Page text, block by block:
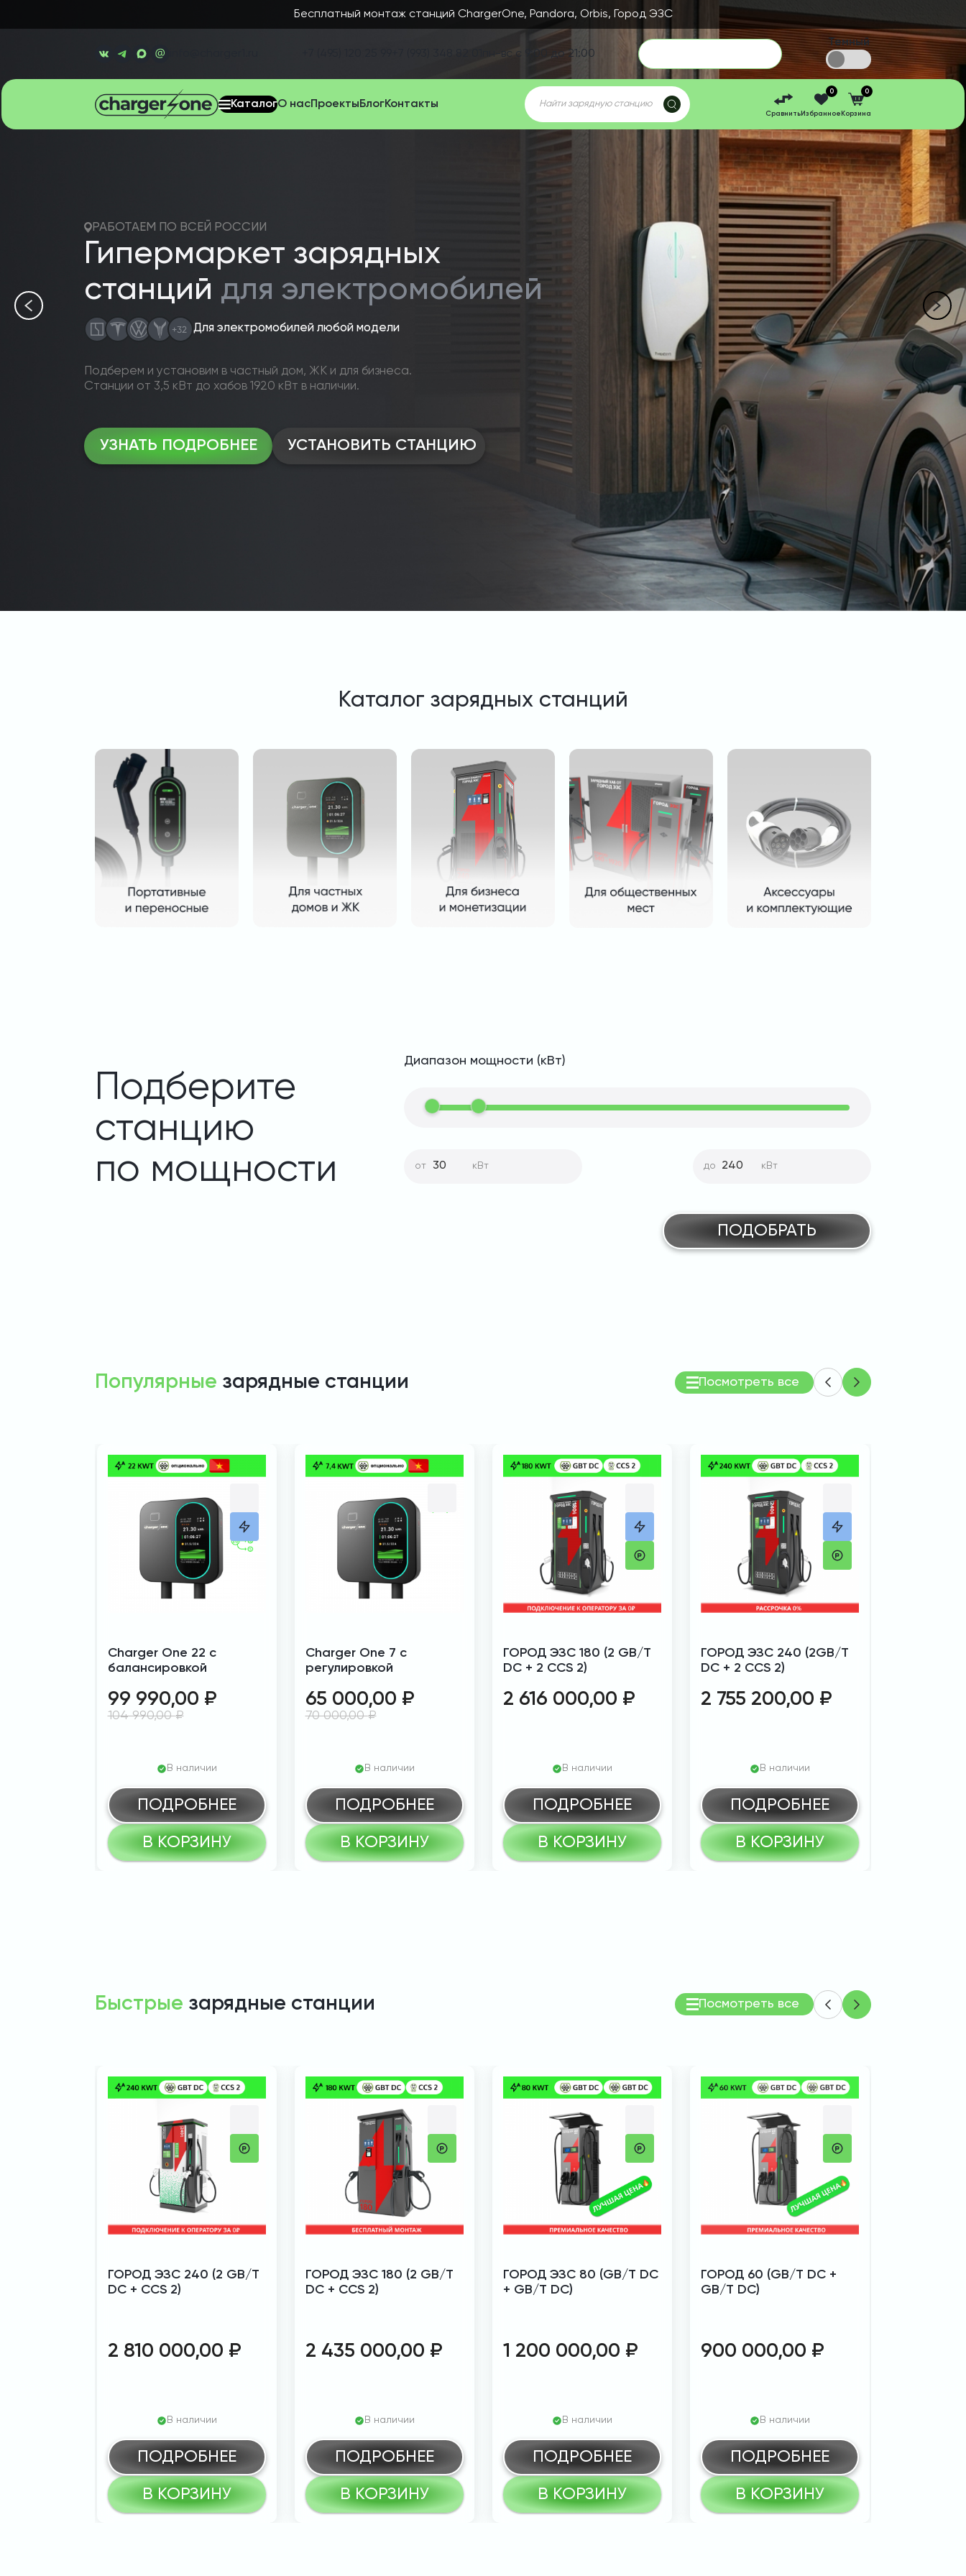
Бесплатный монтаж станций ChargerOne, Pandora, Orbis, Город ЭЗС
пн-вс с 9:00 до 21:00
Темный
КаталогО насПроектыБлогКонтакты
Поиск
товаров
Сравнить
0
Избранное
0
Корзина
РАБОТАЕМ ПО ВСЕЙ РОССИИ
Гипермаркет зарядных
станций для электромобилей
Для электромобилей любой модели
Подберем и установим в частный дом, ЖК и для бизнеса.
Станции от 3,5 кВт до хабов 1920 кВт в наличии.
УЗНАТЬ ПОДРОБНЕЕ УСТАНОВИТЬ СТАНЦИЮ
Каталог зарядных станций
Подберите
станцию
по мощности
Диапазон мощности (кВт)
от кВт до кВт
ПОДОБРАТЬ
Популярные зарядные станции Посмотреть все
Charger One 22 с
балансировкой
99 990,00 ₽
104 990,00₽
В наличии
ПОДРОБНЕЕ
В КОРЗИНУ
Charger One 7 с
регулировкой
65 000,00 ₽
70 000,00₽
В наличии
ПОДРОБНЕЕ
В КОРЗИНУ
ГОРОД ЭЗС 180 (2 GB/T
DC + 2 CCS 2)
2 616 000,00 ₽
В наличии
ПОДРОБНЕЕ
В КОРЗИНУ
ГОРОД ЭЗС 240 (2GB/T
DC + 2 CCS 2)
2 755 200,00 ₽
В наличии
ПОДРОБНЕЕ
В КОРЗИНУ
Быстрые зарядные станции Посмотреть все
ГОРОД ЭЗС 240 (2 GB/T
DC + CCS 2)
2 810 000,00 ₽
В наличии
ПОДРОБНЕЕ
В КОРЗИНУ
ГОРОД ЭЗС 180 (2 GB/T
DC + CCS 2)
2 435 000,00 ₽
В наличии
ПОДРОБНЕЕ
В КОРЗИНУ
ГОРОД ЭЗС 80 (GB/T DC
+ GB/T DC)
1 200 000,00 ₽
В наличии
ПОДРОБНЕЕ
В КОРЗИНУ
ГОРОД 60 (GB/T DC +
GB/T DC)
900 000,00 ₽
В наличии
ПОДРОБНЕЕ
В КОРЗИНУ